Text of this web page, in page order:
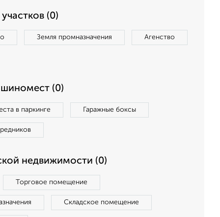
(0)
Земля промназначения Агенство
(0)
в паркинге Гаражные боксы
недвижимости (0)
Торговое помещение
Складское помещение